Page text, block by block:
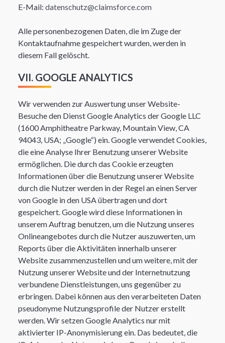
E-Mail: datenschutz@claimsforce.com
Alle personenbezogenen Daten, die im Zuge der
Kontaktaufnahme gespeichert wurden, werden in
diesem Fall gelöscht.​
VII. GOOGLE ANALYTICS
Wir verwenden zur Auswertung unser Website-
Besuche den Dienst Google Analytics der Google LLC
(1600 Amphitheatre Parkway, Mountain View, CA
94043, USA; „Google“) ein. Google verwendet Cookies,
die eine Analyse Ihrer Benutzung unserer Website
ermöglichen. Die durch das Cookie erzeugten
Informationen über die Benutzung unserer Website
durch die Nutzer werden in der Regel an einen Server
von Google in den USA übertragen und dort
gespeichert. Google wird diese Informationen in
unserem Auftrag benutzen, um die Nutzung unseres
Onlineangebotes durch die Nutzer auszuwerten, um
Reports über die Aktivitäten innerhalb unserer
Website zusammenzustellen und um weitere, mit der
Nutzung unserer Website und der Internetnutzung
verbundene Dienstleistungen, uns gegenüber zu
erbringen. Dabei können aus den verarbeiteten Daten
pseudonyme Nutzungsprofile der Nutzer erstellt
werden. Wir setzen Google Analytics nur mit
aktivierter IP-Anonymisierung ein. Das bedeutet, die